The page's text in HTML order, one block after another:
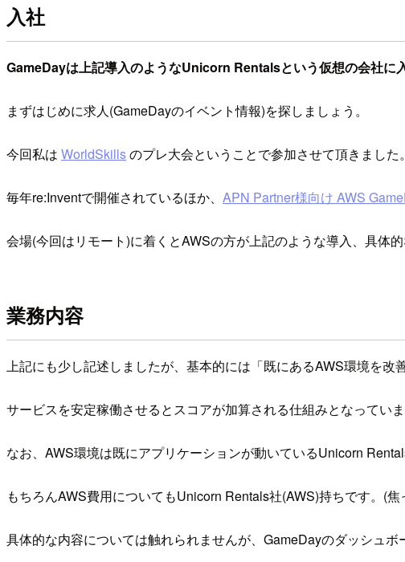
入社
GameDayは上記導入のようなUnicorn Rentalsという仮想の会社に
まずはじめに求人(GameDayのイベント情報)を探しましょう。
今回私は WorldSkillsのプレ大会ということで参加させて頂きました。
毎年re:Inventで開催されているほか、 APN Partner様向け AWS
会場(今回はリモート)に着くとAWSの方が上記のような導入、具体
業務内容
上記にも少し記述しましたが、基本的には「既にあるAWS環境を改
サービスを安定稼働させるとスコアが加算される仕組みとなっていま
なお、AWS環境は既にアプリケーションが動いているUnicorn
もちろんAWS費用についてもUnicorn Rentals社(AWS)持ちです。(
具体的な内容については触れられませんが、GameDayのダッシュボ